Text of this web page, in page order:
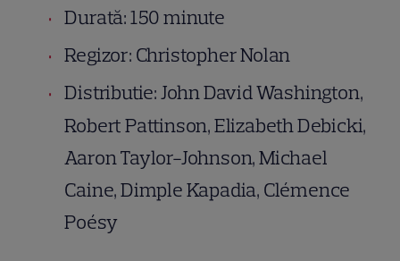
Durată: 150 minute
Regizor: Christopher Nolan
Distributie: John David Washington,
Robert Pattinson, Elizabeth Debicki,
Aaron Taylor-Johnson, Michael
Caine, Dimple Kapadia, Clémence
Poésy